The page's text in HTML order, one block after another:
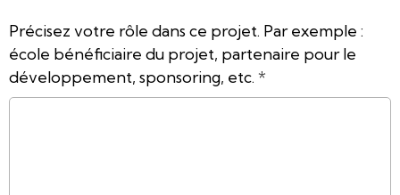
Précisez votre rôle dans ce projet. Par exemple :
école bénéficiaire du projet, partenaire pour le
développement, sponsoring, etc.